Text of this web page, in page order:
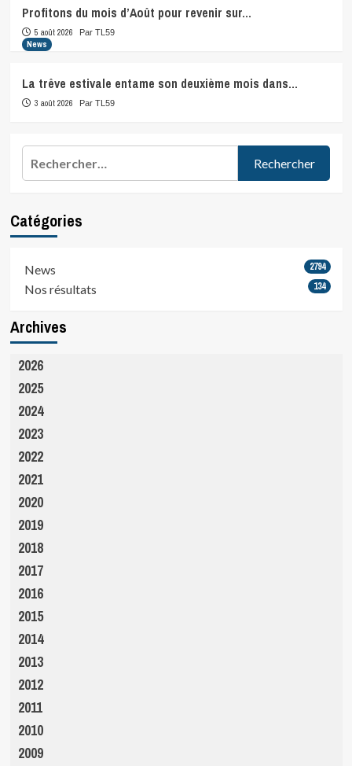
Profitons du mois d’Août pour revenir sur…
5 août 2026 Par TL59
News
La trêve estivale entame son deuxième mois dans…
3 août 2026 Par TL59
Catégories
News 2794
Nos résultats 134
Archives
2026
2025
2024
2023
2022
2021
2020
2019
2018
2017
2016
2015
2014
2013
2012
2011
2010
2009